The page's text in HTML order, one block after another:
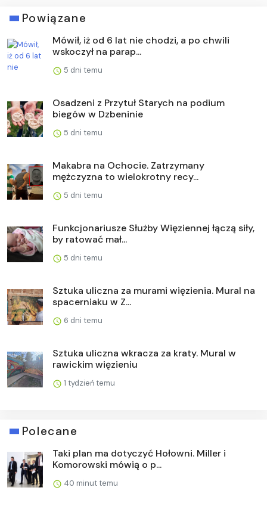
Powiązane
Mówił, iż od 6 lat nie chodzi, a po chwili
wskoczył na parap...
5 dni temu
Osadzeni z Przytuł Starych na podium
biegów w Dzbeninie
5 dni temu
Makabra na Ochocie. Zatrzymany
mężczyzna to wielokrotny recy...
5 dni temu
Funkcjonariusze Służby Więziennej łączą siły,
by ratować mał...
5 dni temu
Sztuka uliczna za murami więzienia. Mural na
spacerniaku w Z...
6 dni temu
Sztuka uliczna wkracza za kraty. Mural w
rawickim więzieniu
1 tydzień temu
Polecane
Taki plan ma dotyczyć Hołowni. Miller i
Komorowski mówią o p...
40 minut temu